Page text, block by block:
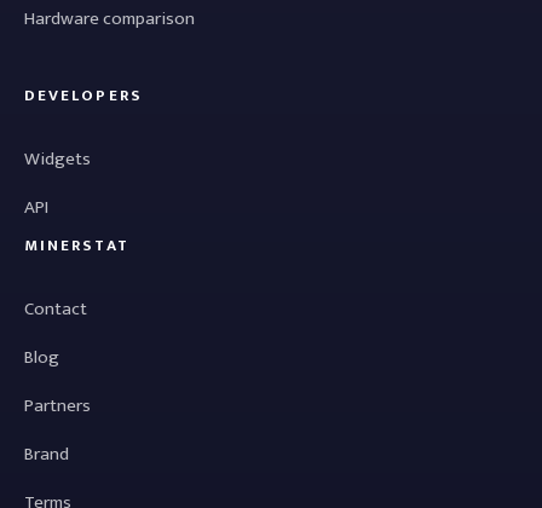
Hardware comparison
DEVELOPERS
Widgets
API
MINERSTAT
Contact
Blog
Partners
Brand